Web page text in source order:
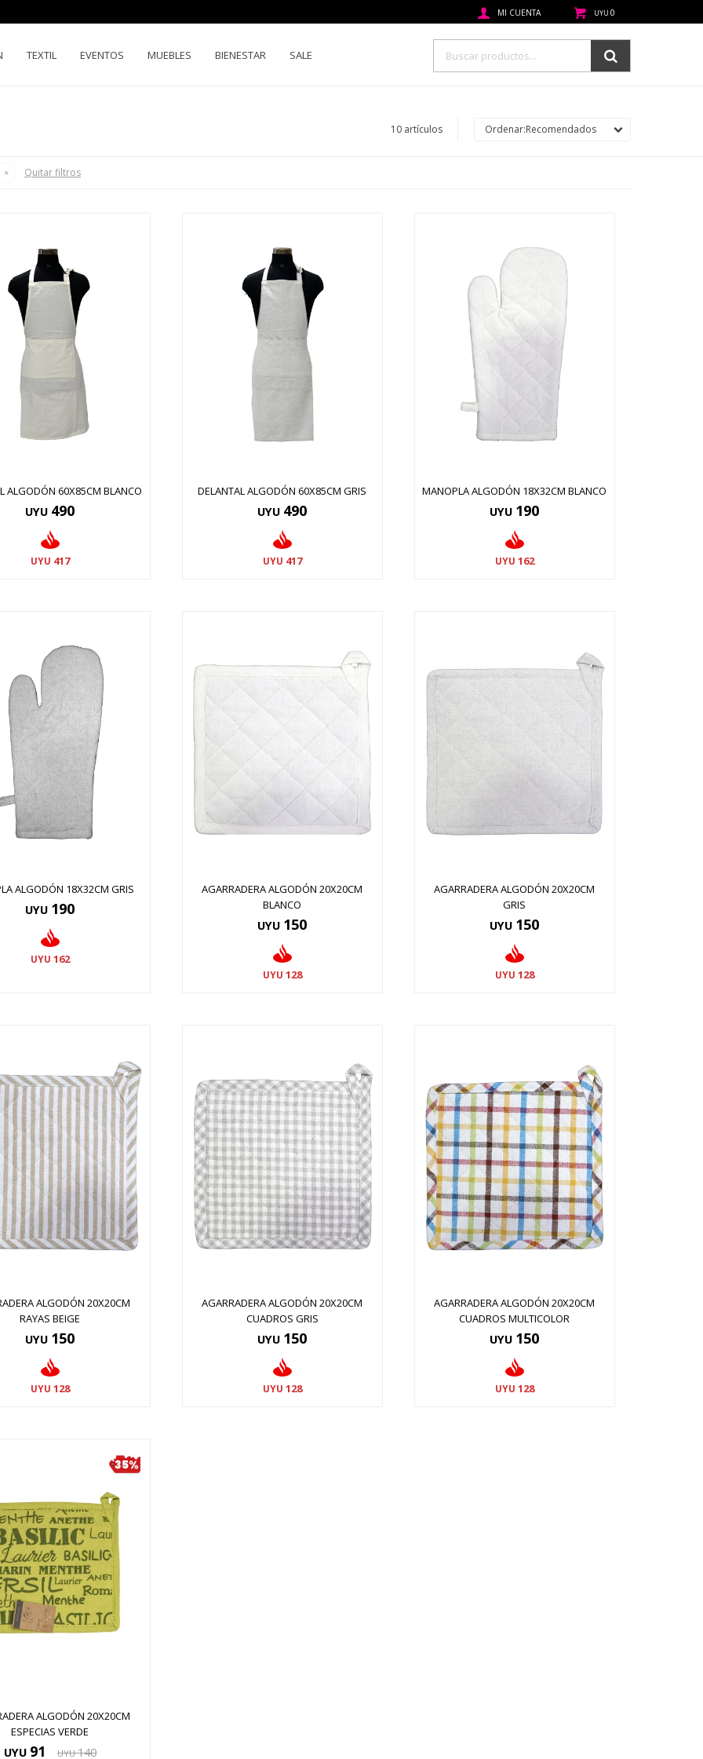
TEXTIL EVENTOS MUEBLES BIENESTAR SALE
UYU 0
10 artículos Recomendados
Quitar filtros
ALGODÓN 60X85CM BLANCO
UYU 490
UYU 417
DELANTAL ALGODÓN 60X85CM GRIS
UYU 490
UYU 417
MANOPLA ALGODÓN 18X32CM BLANCO
UYU 190
UYU 162
ALGODÓN 18X32CM GRIS
UYU 190
UYU 162
AGARRADERA ALGODÓN 20X20CM
BLANCO
UYU 150
UYU 128
AGARRADERA ALGODÓN 20X20CM
GRIS
UYU 150
UYU 128
ALGODÓN 20X20CM
RAYAS BEIGE
UYU 150
UYU 128
AGARRADERA ALGODÓN 20X20CM
CUADROS GRIS
UYU 150
UYU 128
AGARRADERA ALGODÓN 20X20CM
CUADROS MULTICOLOR
UYU 150
UYU 128
ALGODÓN 20X20CM
ESPECIAS VERDE
UYU 91 UYU 140